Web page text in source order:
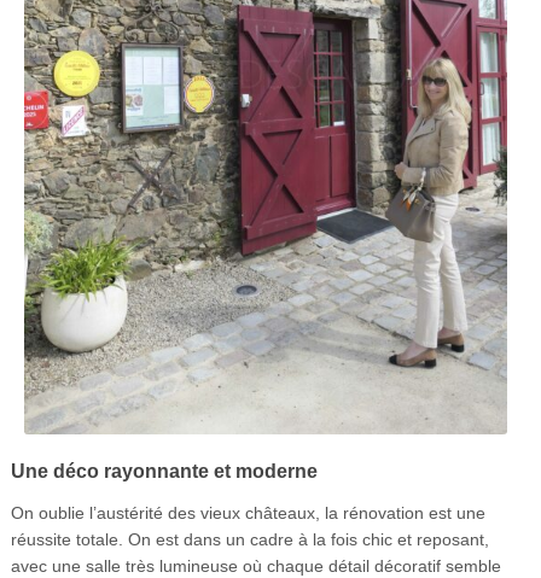
Une déco rayonnante et moderne
On oublie l’austérité des vieux châteaux, la rénovation est une
réussite totale. On est dans un cadre à la fois chic et reposant,
avec une salle très lumineuse où chaque détail décoratif semble